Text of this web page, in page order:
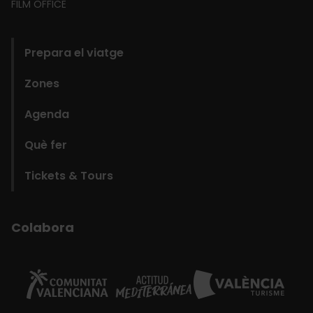
FILM OFFICE
Prepara el viatge
Zones
Agenda
Què fer
Tickets & Tours
Colabora